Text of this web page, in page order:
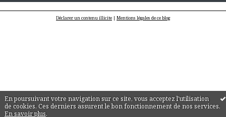
En poursuivant votre navigation sur ce site, vous acceptez l'utilisation
de cookies. Ces derniers assurent le bon fonctionnement de nos services.
En savoir plus.
Déclarer un contenu illicite | Mentions légales de ce blog